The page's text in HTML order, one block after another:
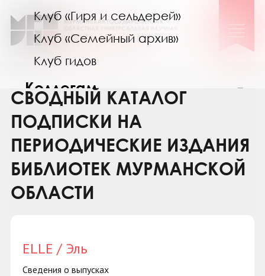
Клуб «Гиря и сельдерей»
Клуб «Семейный архив»
Клуб гидов
Коллегам
Контакты
СВОДНЫЙ КАТАЛОГ
ПОДПИСКИ НА
ПЕРИОДИЧЕСКИЕ ИЗДАНИЯ
БИБЛИОТЕК МУРМАНСКОЙ
ОБЛАСТИ
ELLE / Эль
Сведения о выпусках